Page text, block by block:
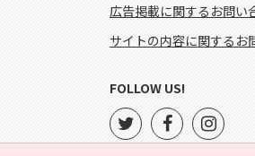
広告掲載に関するお問い
サイトの内容に関するお
FOLLOW US!